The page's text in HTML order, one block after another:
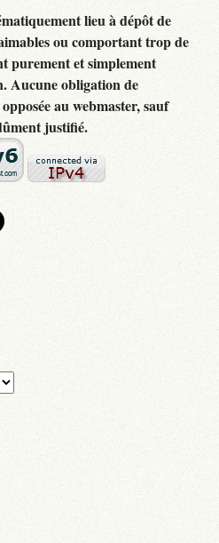
lieu à dépôt de
ou comportant trop de
purement et simplement
Aucune obligation de
au webmaster, sauf
justifié.